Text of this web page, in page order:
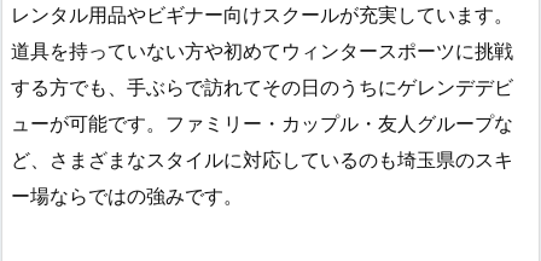
レンタル用品やビギナー向けスクールが充実しています。
道具を持っていない方や初めてウィンタースポーツに挑戦
する方でも、手ぶらで訪れてその日のうちにゲレンデデビ
ューが可能です。ファミリー・カップル・友人グループな
ど、さまざまなスタイルに対応しているのも埼玉県のスキ
ー場ならではの強みです。